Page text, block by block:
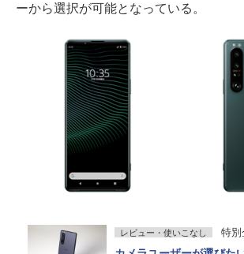
ーから選択が可能となっている。
レビュー・使いこなし 特別